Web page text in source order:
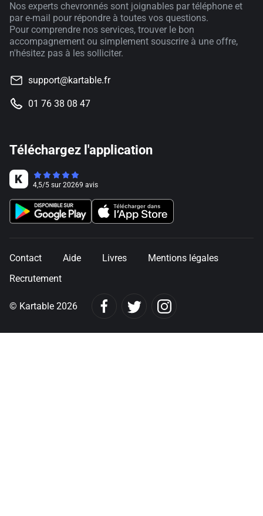
Nos experts chevronnés sont joignables par téléphone et
par e-mail pour répondre à toutes vos questions.
Pour comprendre nos services, trouver le bon
accompagnement ou simplement souscrire à une offre,
n'hésitez pas à les solliciter.
support@kartable.fr
01 76 38 08 47
Téléchargez l'application
4,5/5 sur 20269 avis
Contact Aide Livres
Mentions légales
Recrutement
© Kartable 2026